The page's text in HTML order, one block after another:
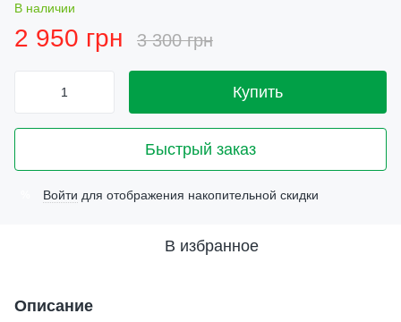
В наличии
2 950 грн 3 300 грн
Купить
Быстрый заказ
Войти для отображения накопительной скидки
В избранное
Описание